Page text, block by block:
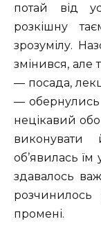
потай від
розкішну
зрозумілу.
змінився, але
— посада,
— обернулись
нецікавий
об’явилась їм
здавалось
промені.